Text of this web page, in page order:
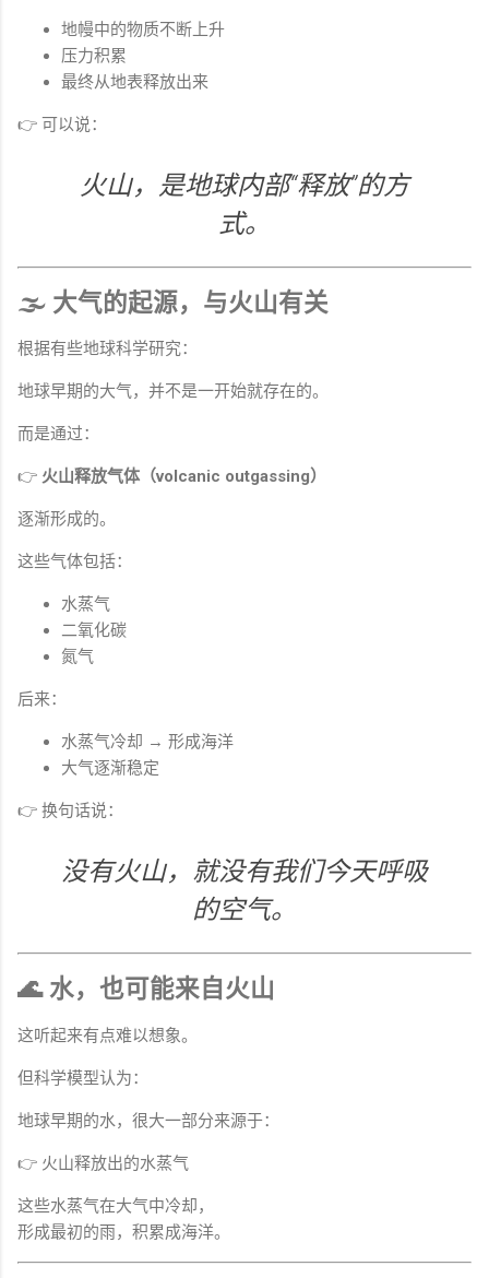
地幔中的物质不断上升
压力积累
最终从地表释放出来
👉 可以说：
火山，是地球内部“释放”的方
式。
🌫 大气的起源，与火山有关
根据有些地球科学研究：
地球早期的大气，并不是一开始就存在的。
而是通过：
👉 火山释放气体（volcanic outgassing）
逐渐形成的。
这些气体包括：
水蒸气
二氧化碳
氮气
后来：
水蒸气冷却 → 形成海洋
大气逐渐稳定
👉 换句话说：
没有火山，就没有我们今天呼吸
的空气。
🌊 水，也可能来自火山
这听起来有点难以想象。
但科学模型认为：
地球早期的水，很大一部分来源于：
👉 火山释放出的水蒸气
这些水蒸气在大气中冷却，
形成最初的雨，积累成海洋。